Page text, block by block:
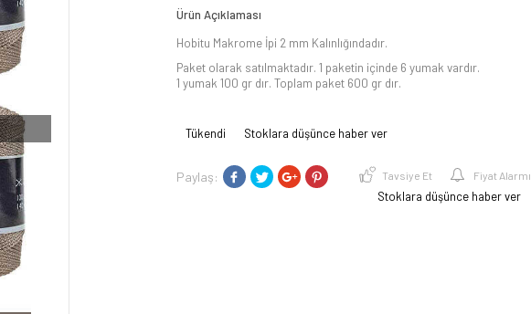
Ürün Açıklaması
Hobitu Makrome İpi 2 mm Kalınlığındadır.
Paket olarak satılmaktadır. 1 paketin içinde 6 yumak vardır.
1 yumak 100 gr dır. Toplam paket 600 gr dır.
Tükendi Stoklara düşünce haber ver
Paylaş: Tavsiye Et Fiyat Alarmı
Stoklara düşünce haber ver